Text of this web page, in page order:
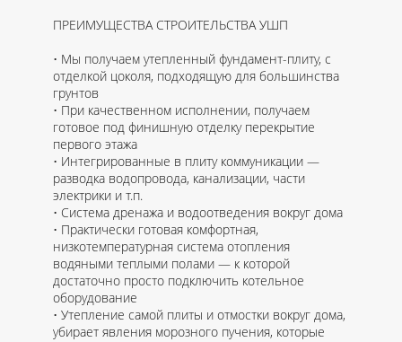
ПРЕИМУЩЕСТВА СТРОИТЕЛЬСТВА УШП
Мы получаем утепленный фундамент-плиту, с
отделкой цоколя, подходящую для большинства
грунтов
При качественном исполнении, получаем
готовое под финишную отделку перекрытие
первого этажа
Интегрированные в плиту коммуникации —
разводка водопровода, канализации, части
электрики и т.п.
Система дренажа и водоотведения вокруг дома
Практически готовая комфортная,
низкотемпературная система отопления
водяными теплыми полами — к которой
достаточно просто подключить котельное
оборудование
Утепление самой плиты и отмостки вокруг дома,
убирает явления морозного пучения, которые